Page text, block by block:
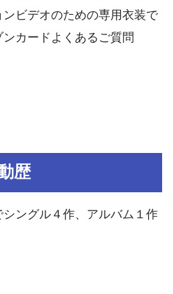
ビデオのための専用衣装で
カードよくあるご質問
歴
ングル４作、アルバム１作